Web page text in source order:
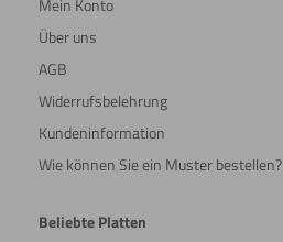
Über uns
AGB
Widerrufsbelehrung
Kundeninformation
Wie können Sie ein Muster bestellen?
Beliebte Platten